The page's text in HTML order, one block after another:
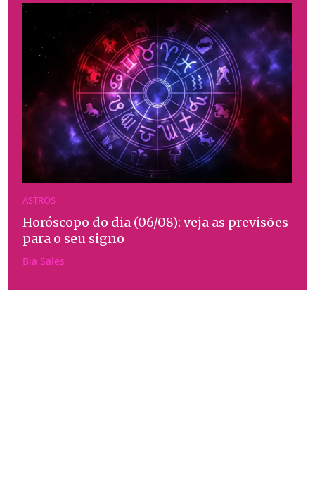
ASTROS
Horóscopo do dia (06/08): veja as previsões
para o seu signo
Bia Sales